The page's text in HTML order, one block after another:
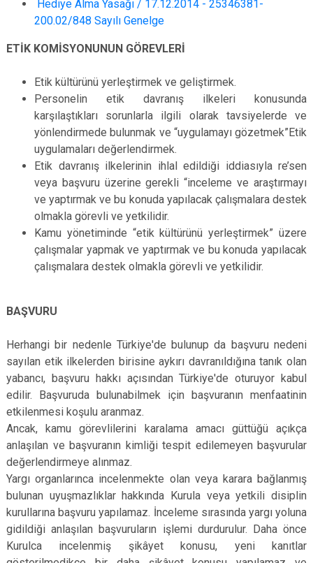
Hediye Alma Yasağı / 17.12.2014 - 25346381-
200.02/848 Sayılı Genelge
ETİK KOMİSYONUNUN GÖREVLERİ
Etik kültürünü yerleştirmek ve geliştirmek.
Personelin etik davranış ilkeleri konusunda
karşılaştıkları sorunlarla ilgili olarak tavsiyelerde ve
yönlendirmede bulunmak ve “uygulamayı gözetmek”Etik
uygulamaları değerlendirmek.
Etik davranış ilkelerinin ihlal edildiği iddiasıyla re’sen
veya başvuru üzerine gerekli “inceleme ve araştırmayı
ve yaptırmak ve bu konuda yapılacak çalışmalara destek
olmakla görevli ve yetkilidir.
Kamu yönetiminde “etik kültürünü yerleştirmek” üzere
çalışmalar yapmak ve yaptırmak ve bu konuda yapılacak
çalışmalara destek olmakla görevli ve yetkilidir.
BAŞVURU
Herhangi bir nedenle Türkiye'de bulunup da başvuru nedeni
sayılan etik ilkelerden birisine aykırı davranıldığına tanık olan
yabancı, başvuru hakkı açısından Türkiye'de oturuyor kabul
edilir. Başvuruda bulunabilmek için başvuranın menfaatinin
etkilenmesi koşulu aranmaz.
Ancak, kamu görevlilerini karalama amacı güttüğü açıkça
anlaşılan ve başvuranın kimliği tespit edilemeyen başvurular
değerlendirmeye alınmaz.
Yargı organlarınca incelenmekte olan veya karara bağlanmış
bulunan uyuşmazlıklar hakkında Kurula veya yetkili disiplin
kurullarına başvuru yapılamaz. İnceleme sırasında yargı yoluna
gidildiği anlaşılan başvuruların işlemi durdurulur. Daha önce
Kurulca incelenmiş şikâyet konusu, yeni kanıtlar